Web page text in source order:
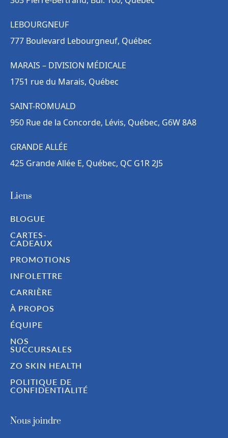
LEBOURGNEUF
777 Boulevard Lebourgneuf, Québec
MARAIS – DIVISION MÉDICALE
1751 rue du Marais, Québec
SAINT-ROMUALD
950 Rue de la Concorde, Lévis, Québec, G6W 8A8
GRANDE ALLÉE
425 Grande Allée E, Québec, QC G1R 2J5
Liens
BLOGUE
CARTES-
CADEAUX
PROMOTIONS
INFOLETTRE
CARRIÈRE
À PROPOS
ÉQUIPE
NOS
SUCCURSALES
ZO SKIN HEALTH
POLITIQUE DE
CONFIDENTIALITÉ
Nous joindre